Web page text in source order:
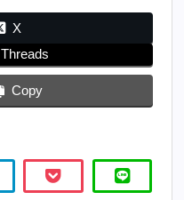
X
Threads
Copy